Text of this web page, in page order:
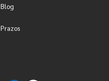
Blog
Prazos